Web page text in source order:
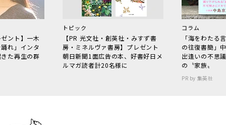
ント】一木
れ」インタ
た再生の群
トピック
【PR 光文社・創英社・みすず書
房・ミネルヴァ書房】プレゼント
朝日新聞1面広告の本、好書好日メ
ルマガ読者計20名様に
コラム
「海をわた
の往復書簡」
出逢いの不思
の〝家族〟
PR by 集英社